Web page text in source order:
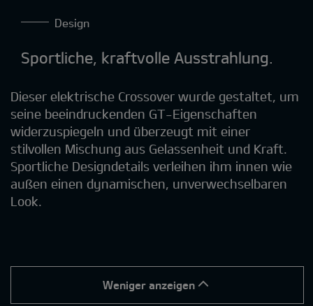
Design
Sportliche, kraftvolle Ausstrahlung.
Dieser elektrische Crossover wurde gestaltet, um
seine beeindruckenden GT-Eigenschaften
widerzuspiegeln und überzeugt mit einer
stilvollen Mischung aus Gelassenheit und Kraft.
Sportliche Designdetails verleihen ihm innen wie
außen einen dynamischen, unverwechselbaren
Look.
Weniger anzeigen